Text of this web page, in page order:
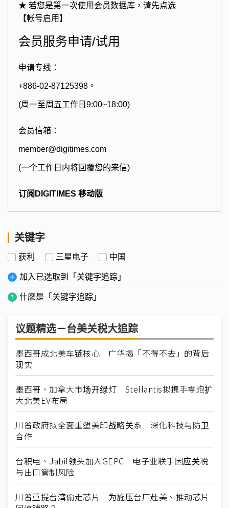
★ 若您是第一次使用会员数据库，请先点选
【帐号启用】
会员服务申请/试用
申请专线：
+886-02-87125398。
(周一至周五工作日9:00~18:00)
会员信箱：
member@digitimes.com
(一个工作日内将回覆您的来信)
订阅DIGITIMES 移动版
关键字
获利 三星电子 中国
加入已选取到「关键字追踪」
什麽是「关键字追踪」
议题精选－台美关税大追踪
墨西哥成北美车链核心 广华揭「不得不去」的背后
现实
墨西哥、加拿大市场开绿灯 Stellantis拟携手零跑扩
大北美EV布局
川普政府拟全面重塑美印战略关系 深化科技与防卫
合作
台积电、Jabil领头加入GEPC 电子业联手因应关税
与出口管制风险
川普重提台湾偷走芯片 为施压台厂赴美、推动芯片